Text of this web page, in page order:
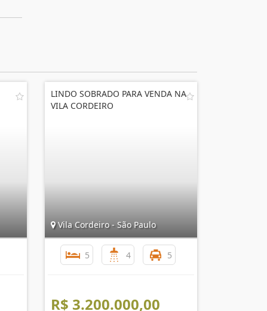
LINDO SOBRADO PARA VENDA NA
VILA CORDEIRO
Vila Cordeiro - São Paulo
5 4 5
R$ 3.200.000,00